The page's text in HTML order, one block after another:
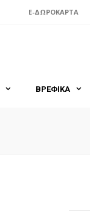
E-ΔΩΡΟΚΆΡΤΑ
ΒΡΕΦΙΚΑ